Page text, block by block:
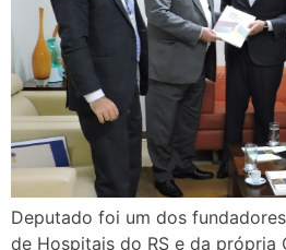
Deputado foi um dos
de Hospitais do RS e da própria